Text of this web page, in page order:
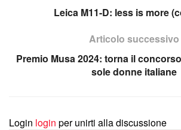
Leica M11-D: less is more
Articolo successivo
Premio Musa 2024: torna il
sole donne italiane
Login login per unirti alla discussione